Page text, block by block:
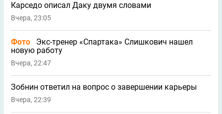
Карседо описал Даку двумя словами
Вчера, 23:05
Фото
Экс-тренер «Спартака» Слишкович нашел
новую работу
Вчера, 22:47
Зобнин ответил на вопрос о завершении карьеры
Вчера, 22:39